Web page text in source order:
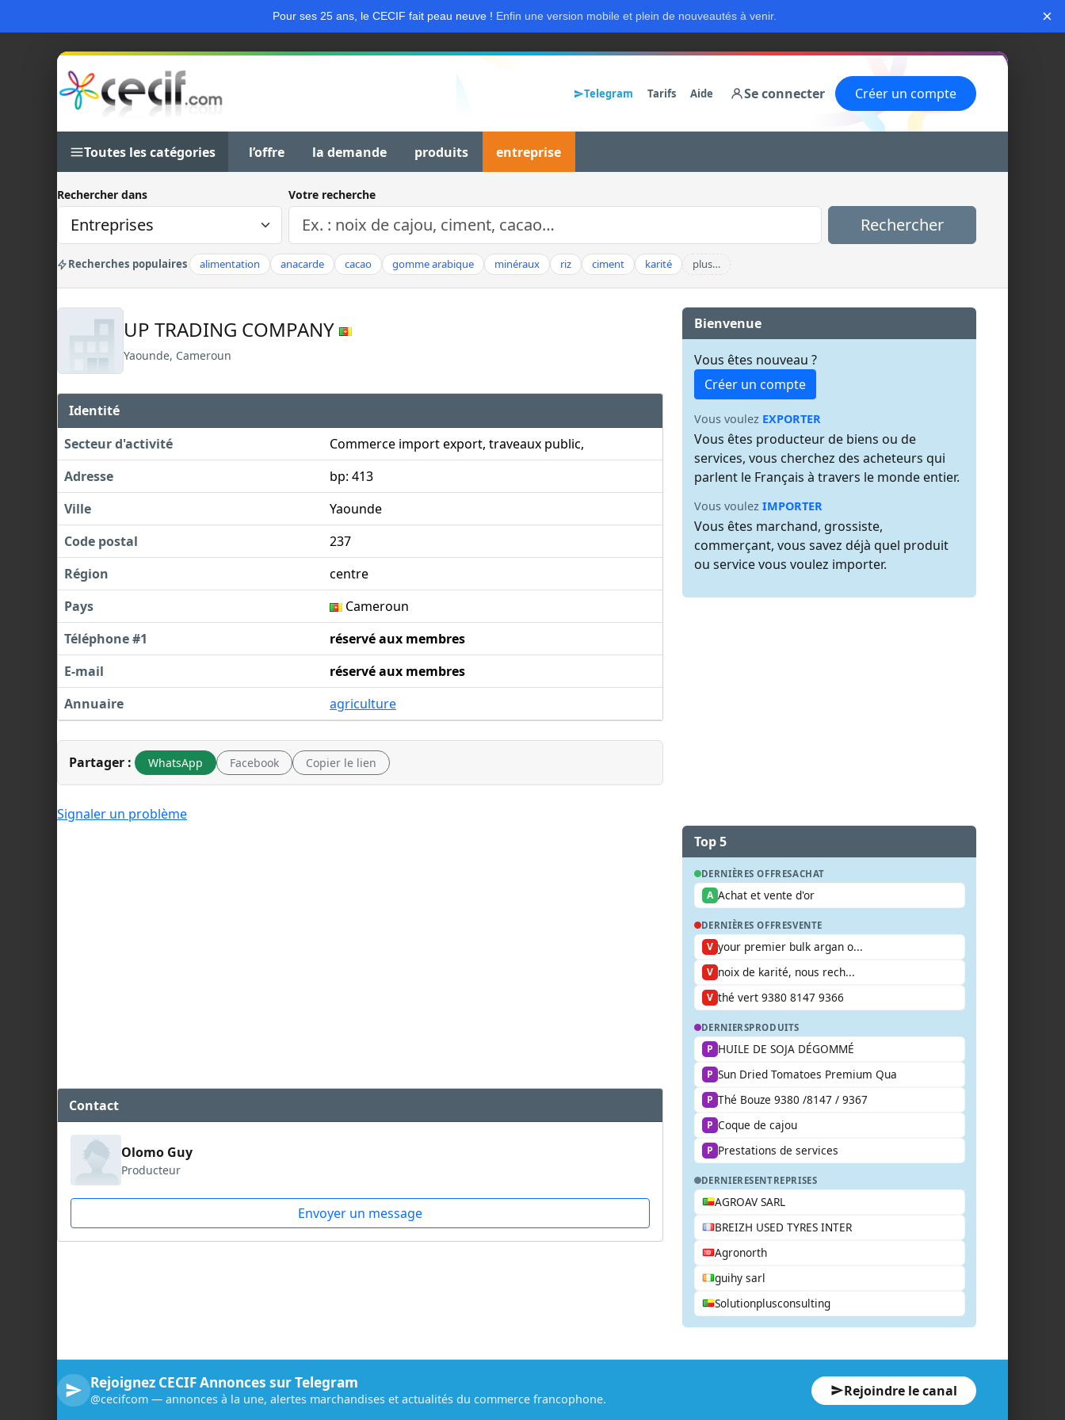
Pour ses 25 ans, le CECIF fait peau neuve ! Enfin une version mobile et plein de nouveautés à venir. ×
Telegram Tarifs Aide Se connecter Créer un compte
Toutes les catégories l’offre la demande produits entreprise
Rechercher dans Votre recherche
Rechercher
Recherches populaires alimentation anacarde cacao gomme arabique minéraux riz ciment karité plus…
UP TRADING COMPANY
Yaounde, Cameroun
Identité
Secteur d'activité
Commerce import export, traveaux public,
Adresse
bp: 413
Ville
Yaounde
Code postal
237
Région
centre
Pays
Cameroun
Téléphone #1
réservé aux membres
E-mail
réservé aux membres
Annuaire
agriculture
Partager : WhatsApp Facebook Copier le lien
Signaler un problème
Contact
Olomo Guy
Producteur
Envoyer un message
Bienvenue
Vous êtes nouveau ?
Créer un compte
Vous voulez EXPORTER
Vous êtes producteur de biens ou de
services, vous cherchez des acheteurs qui
parlent le Français à travers le monde entier.
Vous voulez IMPORTER
Vous êtes marchand, grossiste,
commerçant, vous savez déjà quel produit
ou service vous voulez importer.
Top 5
DERNIÈRES OFFRESACHAT
A Achat et vente d'or
DERNIÈRES OFFRESVENTE
V your premier bulk argan o...
V noix de karité, nous rech...
V thé vert 9380 8147 9366
DERNIERSPRODUITS
P HUILE DE SOJA DÉGOMMÉ
P Sun Dried Tomatoes Premium Qua
P Thé Bouze 9380 /8147 / 9367
P Coque de cajou
P Prestations de services
DERNIERESENTREPRISES
AGROAV SARL
BREIZH USED TYRES INTER
Agronorth
guihy sarl
Solutionplusconsulting
Rejoignez CECIF Annonces sur Telegram
@cecifcom — annonces à la une, alertes marchandises et actualités du commerce francophone. Rejoindre le canal